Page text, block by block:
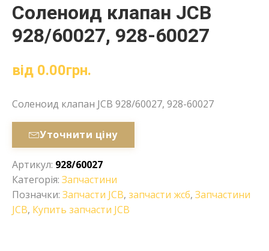
Соленоид клапан JCB
928/60027, 928-60027
від 0.00грн.
Соленоид клапан JCB 928/60027, 928-60027
Уточнити ціну
Артикул: 928/60027
Категорія: Запчастини
Позначки: Запчасти JCB, запчасти жсб, Запчастини
JCB, Купить запчасти JCB